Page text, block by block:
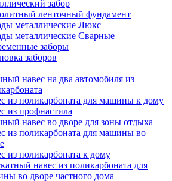
забор
ленточный фундамент
металлические Люкс
металлические Сварные
заборы
заборов
навес на два автомобиля из
из поликарбоната для машины к дому
из профнастила
навес во дворе для зоны отдыха
из поликарбоната для машины во
из поликарбоната к дому
навес из поликарбоната для
во дворе частного дома